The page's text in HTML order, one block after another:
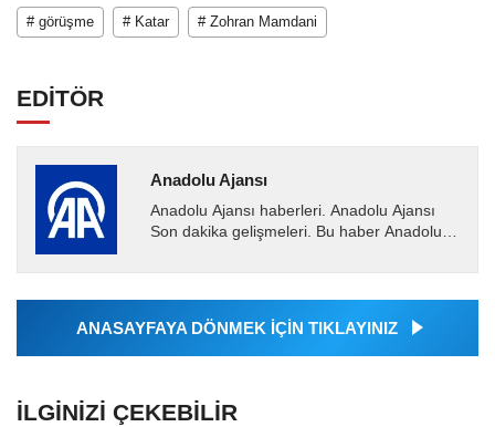
# görüşme # Katar # Zohran Mamdani
EDİTÖR
Anadolu Ajansı
Anadolu Ajansı haberleri. Anadolu Ajansı
Son dakika gelişmeleri. Bu haber Anadolu
Ajansı tarafından...
ANASAYFAYA DÖNMEK İÇİN TIKLAYINIZ
İLGINIZI ÇEKEBILIR